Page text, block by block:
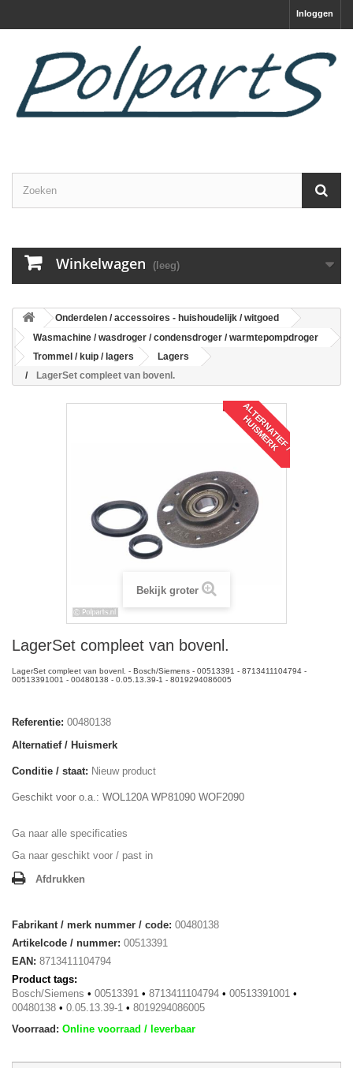
Inloggen
Winkelwagen (leeg)
Onderdelen / accessoires - huishoudelijk / witgoed
Wasmachine / wasdroger / condensdroger / warmtepompdroger
Trommel / kuip / lagers
Lagers
LagerSet compleet van bovenl.
A
L
T
E
R
N
A
T
I
E
F
/
H
U
I
S
M
E
R
K
Bekijk groter
LagerSet compleet van bovenl.
LagerSet compleet van bovenl. - Bosch/Siemens - 00513391 - 8713411104794 -
00513391001 - 00480138 - 0.05.13.39-1 - 8019294086005
Referentie: 00480138
Alternatief / Huismerk
Conditie / staat: Nieuw product
Geschikt voor o.a.: WOL120A WP81090 WOF2090
Ga naar alle specificaties
Ga naar geschikt voor / past in
Afdrukken
Fabrikant / merk nummer / code: 00480138
Artikelcode / nummer: 00513391
EAN: 8713411104794
Product tags:
Bosch/Siemens • 00513391 • 8713411104794 • 00513391001 •
00480138 • 0.05.13.39-1 • 8019294086005
Voorraad: Online voorraad / leverbaar